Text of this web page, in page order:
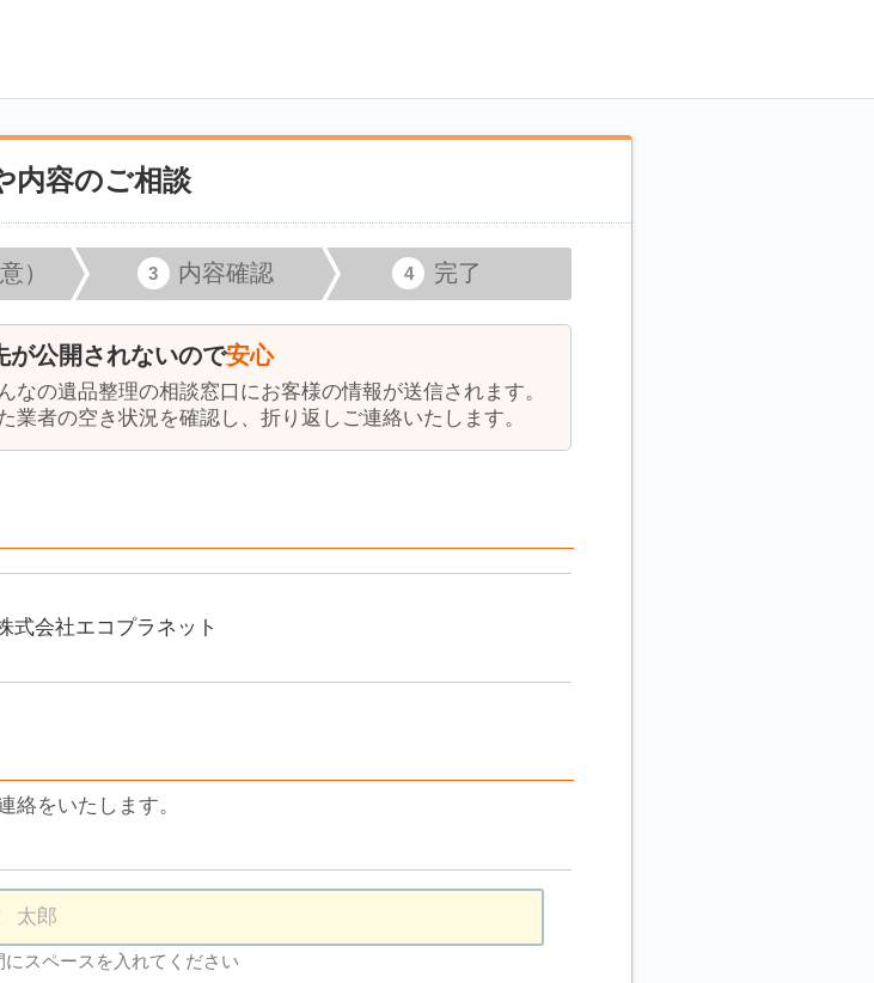
内容のご相談
） 内容確認 完了
が公開されないので安心
なの遺品整理の相談窓口にお客様の情報が送信されます。
業者の空き状況を確認し、折り返しご連絡いたします。
式会社エコプラネット
絡をいたします。
スペースを入れてください